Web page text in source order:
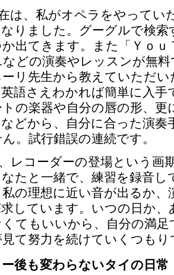
は、私がオペラをやってい
りました。グーグルで検
出てきます。また「Ｙｏｕ
どの演奏やレッスンが無
リ先生から教えていただい
語さえわかれば簡単に入
の楽器や自分の唇の形、更
どから、自分に合った演奏
。試行錯誤の連続です。
レコーダーの登場という画
たと一緒で、練習を録音し
の理想に近い音が出るか、
しています。いつの日か
てもいいから、自分の満
て努力を続けていくつもり
後も変わらないタイの日常